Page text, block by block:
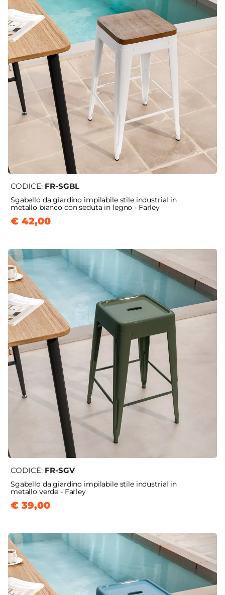
CODICE: FR-SGBL
Sgabello da giardino impilabile stile industrial in
metallo bianco con seduta in legno - Farley
€ 42,00
CODICE: FR-SGV
Sgabello da giardino impilabile stile industrial in
metallo verde - Farley
€ 39,00